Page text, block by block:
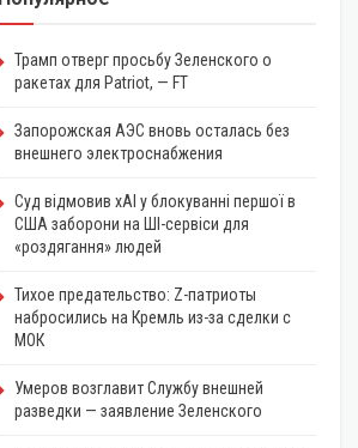
Трамп отверг просьбу Зеленского о
ракетах для Patriot, — FT
Запорожская АЭС вновь осталась без
внешнего электроснабжения
Суд відмовив xAI у блокуванні першої в
США заборони на ШІ-сервіси для
«роздягання» людей
Тихое предательство: Z-патриоты
набросились на Кремль из-за сделки с
МОК
Умеров возглавит Службу внешней
разведки — заявление Зеленского